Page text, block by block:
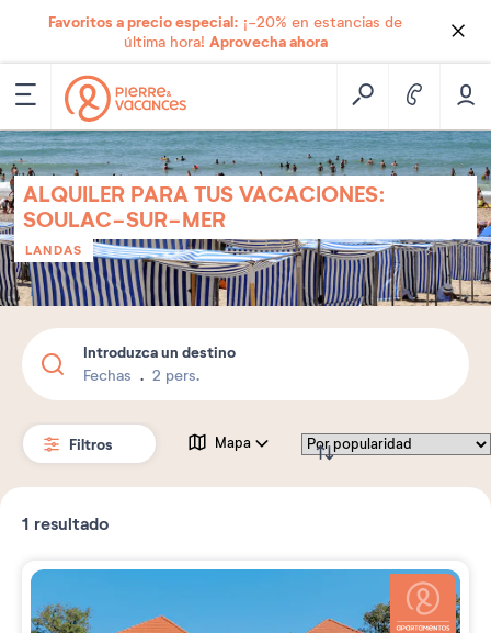
Favoritos a precio especial: ¡-20% en estancias de
última hora! Aprovecha ahora
ALQUILER PARA TUS VACACIONES:
SOULAC-SUR-MER
LANDAS
Introduzca un destino
Fechas 2 pers.
Filtros Mapa
1 resultado